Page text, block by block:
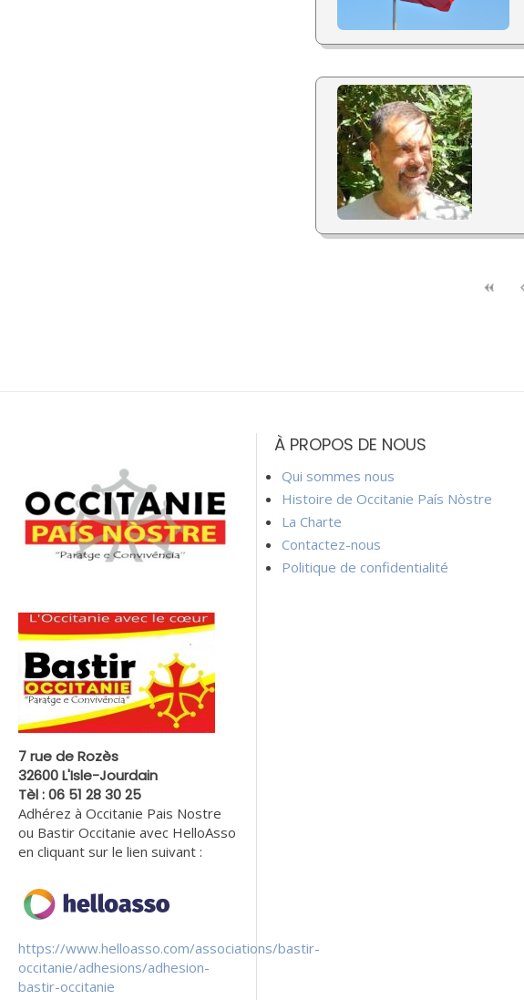
7 rue de Rozès
32600 L'Isle-Jourdain
Tèl : 06 51 28 30 25
Adhérez à Occitanie Pais Nostre
ou Bastir Occitanie avec HelloAsso
en cliquant sur le lien suivant :
https://www.helloasso.com/associations/bastir-
occitanie/adhesions/adhesion-
bastir-occitanie
À PROPOS DE NOUS
Qui sommes nous
Histoire de Occitanie País Nòstre
La Charte
Contactez-nous
Politique de confidentialité